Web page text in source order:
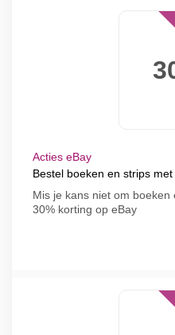
Acties eBay
Bestel boeken en strips
Mis je kans niet om
30% korting op eBay